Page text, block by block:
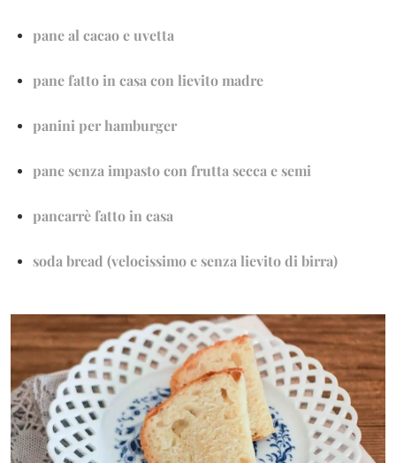
pane al cacao e uvetta
pane fatto in casa con lievito madre
panini per hamburger
pane senza impasto con frutta secca e semi
pancarrè fatto in casa
soda bread (velocissimo e senza lievito di birra)